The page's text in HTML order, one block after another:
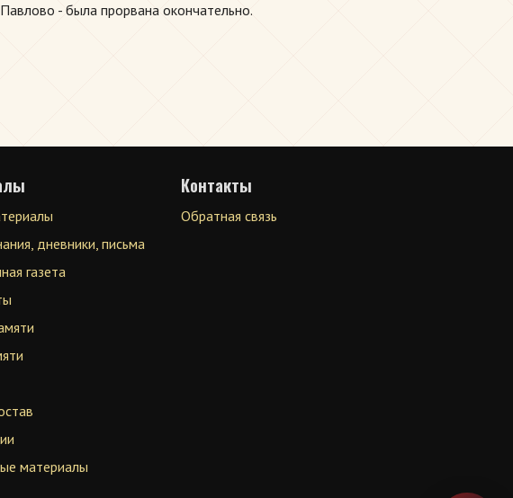
- была прорвана окончательно.
дневники, письма
газета
материалы
Контакты
Обратная связь